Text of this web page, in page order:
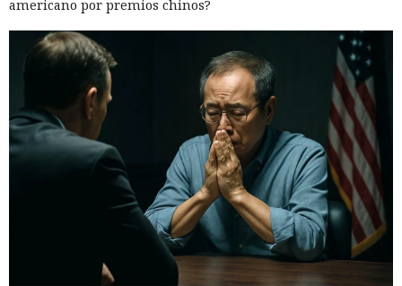
americano por premios chinos?